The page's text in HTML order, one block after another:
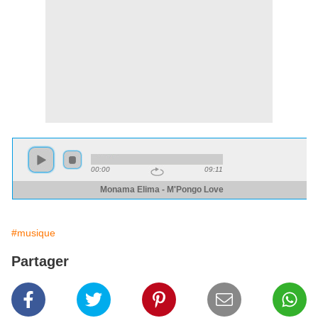
#musique
Partager